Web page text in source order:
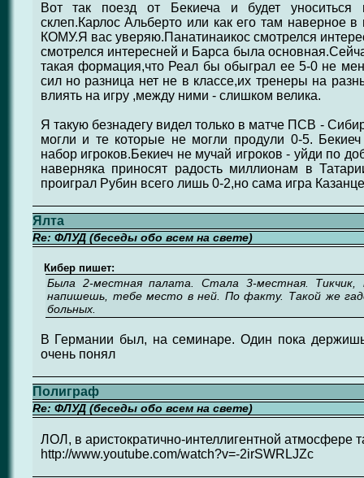
Вот так поезд от Бекиеча и будет
склеп.Карлос Альберто или как его там наверное
КОМУ.Я вас уверяю.Панатинаикос смотрелся
смотрелся интересней и Барса была
такая формация,что Реал бы обыграл ее 5-0 не
сил но разница нет не в классе,их тренеры на
влиять на игру ,между ними - слишком велика.
Я такую безнадегу видел только в матче ПСВ -
могли и те которые не могли продули 0-5.
набор игроков.Бекиеч не мучай игроков - уйди по
наверняка приносят радость миллионам в
проиграл Рубин всего лишь 0-2,но сама игра
Ялта
Re: ФЛУД (беседы обо всем на свете)
Кибер пишет:
Была 2-местная палата. Стала 3-местная.
напишешь, тебе место в ней. По факту. Такой же
больных.
В Германии был, на семинаре. Один пока
очень понял
Полиграф
Re: ФЛУД (беседы обо всем на свете)
ЛОЛ, в аристократично-интеллигентной атмосфере
http://www.youtube.com/watch?v=-2irSWRLJZc